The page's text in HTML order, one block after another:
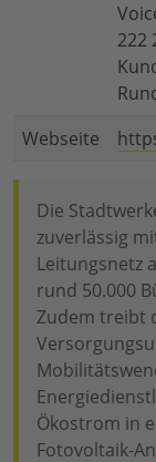
222
Webseite
Die
zuverlässig
Leitungsnetz
rund 50.000
Zudem treibt
Ökostrom in
Fotovoltaik-